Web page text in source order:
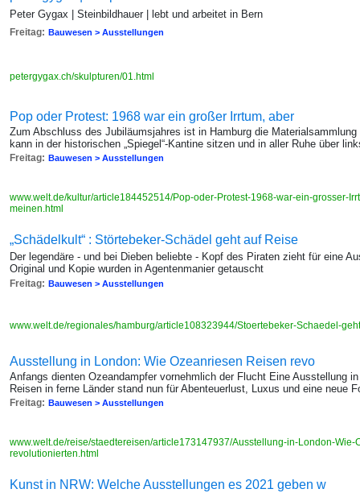
Peter Gygax | Steinbildhauer | lebt und arbeitet in Bern
Freitag: Bauwesen > Ausstellungen
petergygax.ch/skulpturen/01.html
Pop oder Protest: 1968 war ein großer Irrtum, aber
Zum Abschluss des Jubiläumsjahres ist in Hamburg die Materialsammlung
kann in der historischen „Spiegel“-Kantine sitzen und in aller Ruhe über
Freitag: Bauwesen > Ausstellungen
www.welt.de/kultur/article184452514/Pop-oder-Protest-1968-war-ein-grosser-
meinen.html
„Schädelkult“ : Störtebeker-Schädel geht auf Reise
Der legendäre - und bei Dieben beliebte - Kopf des Piraten zieht für eine
Original und Kopie wurden in Agentenmanier getauscht
Freitag: Bauwesen > Ausstellungen
www.welt.de/regionales/hamburg/article108323944/Stoertebeker-Schaedel-
Ausstellung in London: Wie Ozeanriesen Reisen revo
Anfangs dienten Ozeandampfer vornehmlich der Flucht Eine Ausstellung
Reisen in ferne Länder stand nun für Abenteuerlust, Luxus und eine neue
Freitag: Bauwesen > Ausstellungen
www.welt.de/reise/staedtereisen/article173147937/Ausstellung-in-London-Wie-
revolutionierten.html
Kunst in NRW: Welche Ausstellungen es 2021 geben w